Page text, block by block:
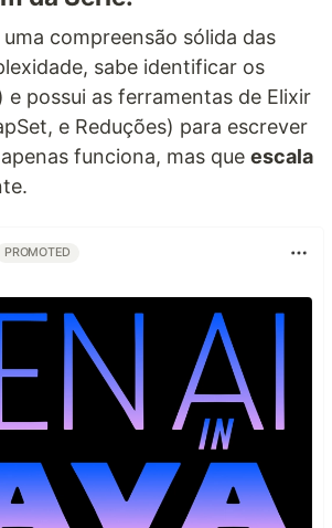
compreensão sólida das
sabe identificar os
e possui as ferramentas de Elixir
e Reduções) para escrever
funciona, mas que escala
PROMOTED